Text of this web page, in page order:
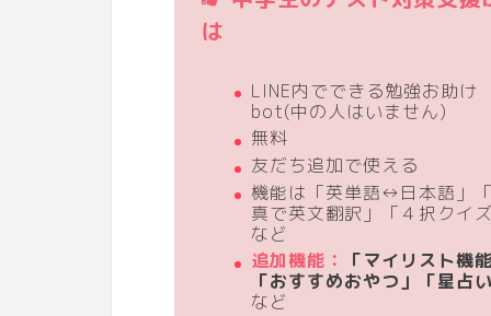
は
LINE内でできる勉強お助け
bot(中の人はいません)
無料
友だち追加で使える
機能は「英単語↔日本語」
真で英文翻訳」「４択クイ
など
追加機能：
「マイリスト機
「おすすめおやつ」「星占
など